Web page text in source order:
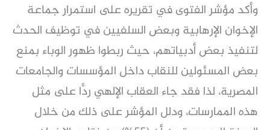
وأكد مؤشر الفتوى في تقريره على استمرار جماعة
الإخوان الإرهابية وبعض السلفيين في توظيف الحدث
لتنفيذ بعض أدبياتهم، حيث ربطوا ظهور الوباء بمنع
بعض المسئولين للنقاب داخل المؤسسات والجامعات
المصرية، لذا فقد جاء العقاب الإلهي ردًّا على مثل
هذه الممارسات، ودلل المؤشر على ذلك من خلال